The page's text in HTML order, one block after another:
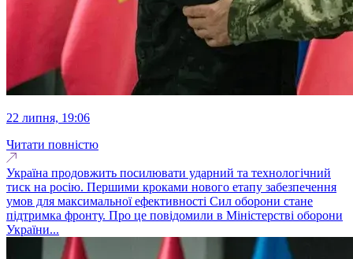
22 липня, 19:06
Читати повністю
Україна продовжить посилювати ударний та технологічний
тиск на росію. Першими кроками нового етапу забезпечення
умов для максимальної ефективності Сил оборони стане
підтримка фронту. Про це повідомили в Міністерстві оборони
України...